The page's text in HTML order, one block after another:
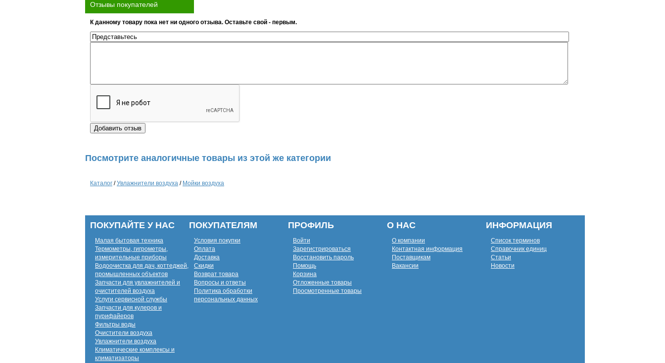
Отзывы покупателей
К данному товару пока нет ни одного отзыва. Оставьте свой - первым.
Посмотрите аналогичные товары из этой же категории
Каталог /Увлажнители воздуха / Мойки воздуха
ПОКУПАЙТЕ У НАС
Малая бытовая техника
Термометры, гигрометры,
измерительные приборы
Водоочистка для дач, коттеджей,
промышленных объектов
Запчасти для увлажнителей и
очистителей воздуха
Услуги сервисной службы
Запчасти для кулеров и
пурифайеров
Фильтры воды
Очистители воздуха
Увлажнители воздуха
Климатические комплексы и
климатизаторы
ПОКУПАТЕЛЯМ
Условия покупки
Оплата
Доставка
Скидки
Возврат товара
Вопросы и ответы
Политика обработки
персональных данных
ПРОФИЛЬ
Войти
Зарегистрироваться
Восстановить пароль
Помощь
Корзина
Отложенные товары
Просмотренные товары
О НАС
О компании
Контактная информация
Поставщикам
Вакансии
ИНФОРМАЦИЯ
Список терминов
Справочник единиц
Статьи
Новости